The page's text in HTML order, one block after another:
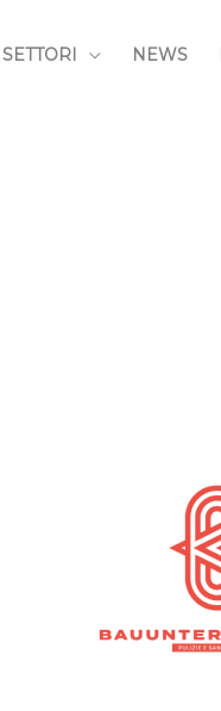
SETTORI NEWS